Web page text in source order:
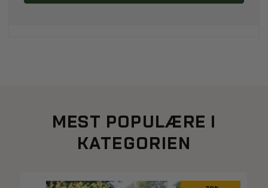
MEST POPULÆRE I
KATEGORIEN